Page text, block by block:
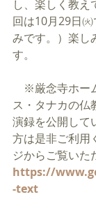
し、楽しく教え
回は10月29日
みです。）楽し
す。
　※厳念寺ホー
ス・タナカの仏
演録を公開して
方は是非ご利用
ジからご覧いた
https://
-text